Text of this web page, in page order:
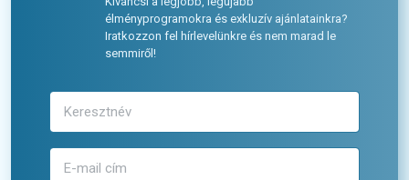
élményprogramokra és exkluzív ajánlatainkra?
Iratkozzon fel hírlevelünkre és nem marad le
semmiről!